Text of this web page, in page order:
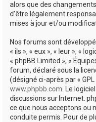
alors que des
d’être légalement
mises à jour et/ou
Nos forums sont
« ils », « eux », « leur », «
« phpBB Limited », «
forum, déclaré sous la
(désigné ci-après par «
www.phpbb.com. Le
discussions sur Internet.
ce que nous acceptons ou
conduite permis. Pour de